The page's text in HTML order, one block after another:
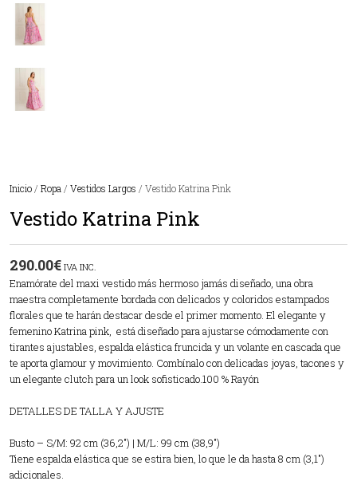
Inicio / Ropa / Vestidos Largos / Vestido Katrina Pink
Vestido Katrina Pink
290.00€ IVA INC.
Enamórate del maxi vestido más hermoso jamás diseñado, una obra
maestra completamente bordada con delicados y coloridos estampados
florales que te harán destacar desde el primer momento. El elegante y
femenino Katrina pink, está diseñado para ajustarse cómodamente con
tirantes ajustables, espalda elástica fruncida y un volante en cascada que
te aporta glamour y movimiento. Combínalo con delicadas joyas, tacones y
un elegante clutch para un look sofisticado.100 % Rayón
DETALLES DE TALLA Y AJUSTE
Busto – S/M: 92 cm (36,2″) | M/L: 99 cm (38,9″)
Tiene espalda elástica que se estira bien, lo que le da hasta 8 cm (3,1″)
adicionales.